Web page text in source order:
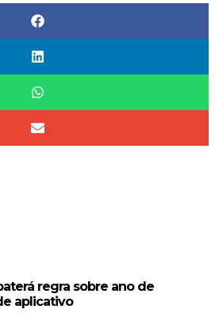
regra sobre ano de
aplicativo